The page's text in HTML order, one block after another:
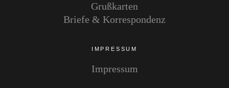
Grußkarten
Briefe & Korrespondenz
IMPRESSUM
Impressum